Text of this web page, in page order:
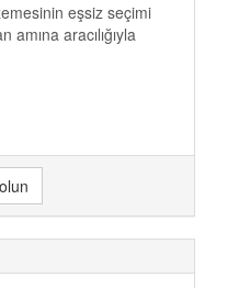
eşsiz seçimi
aracılığıyla